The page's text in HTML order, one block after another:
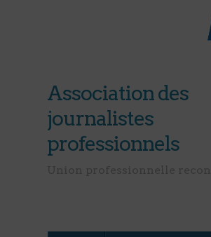
Association des
journalistes
professionnels